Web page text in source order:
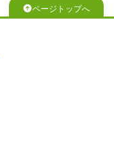
ページトップへ